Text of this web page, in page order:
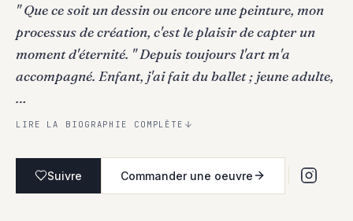
" Que ce soit un dessin ou encore une peinture, mon
processus de création, c'est le plaisir de capter un
moment d'éternité. " Depuis toujours l'art m'a
accompagné. Enfant, j'ai fait du ballet ; jeune adulte,
…
LIRE LA BIOGRAPHIE COMPLÈTE
Suivre Commander une oeuvre